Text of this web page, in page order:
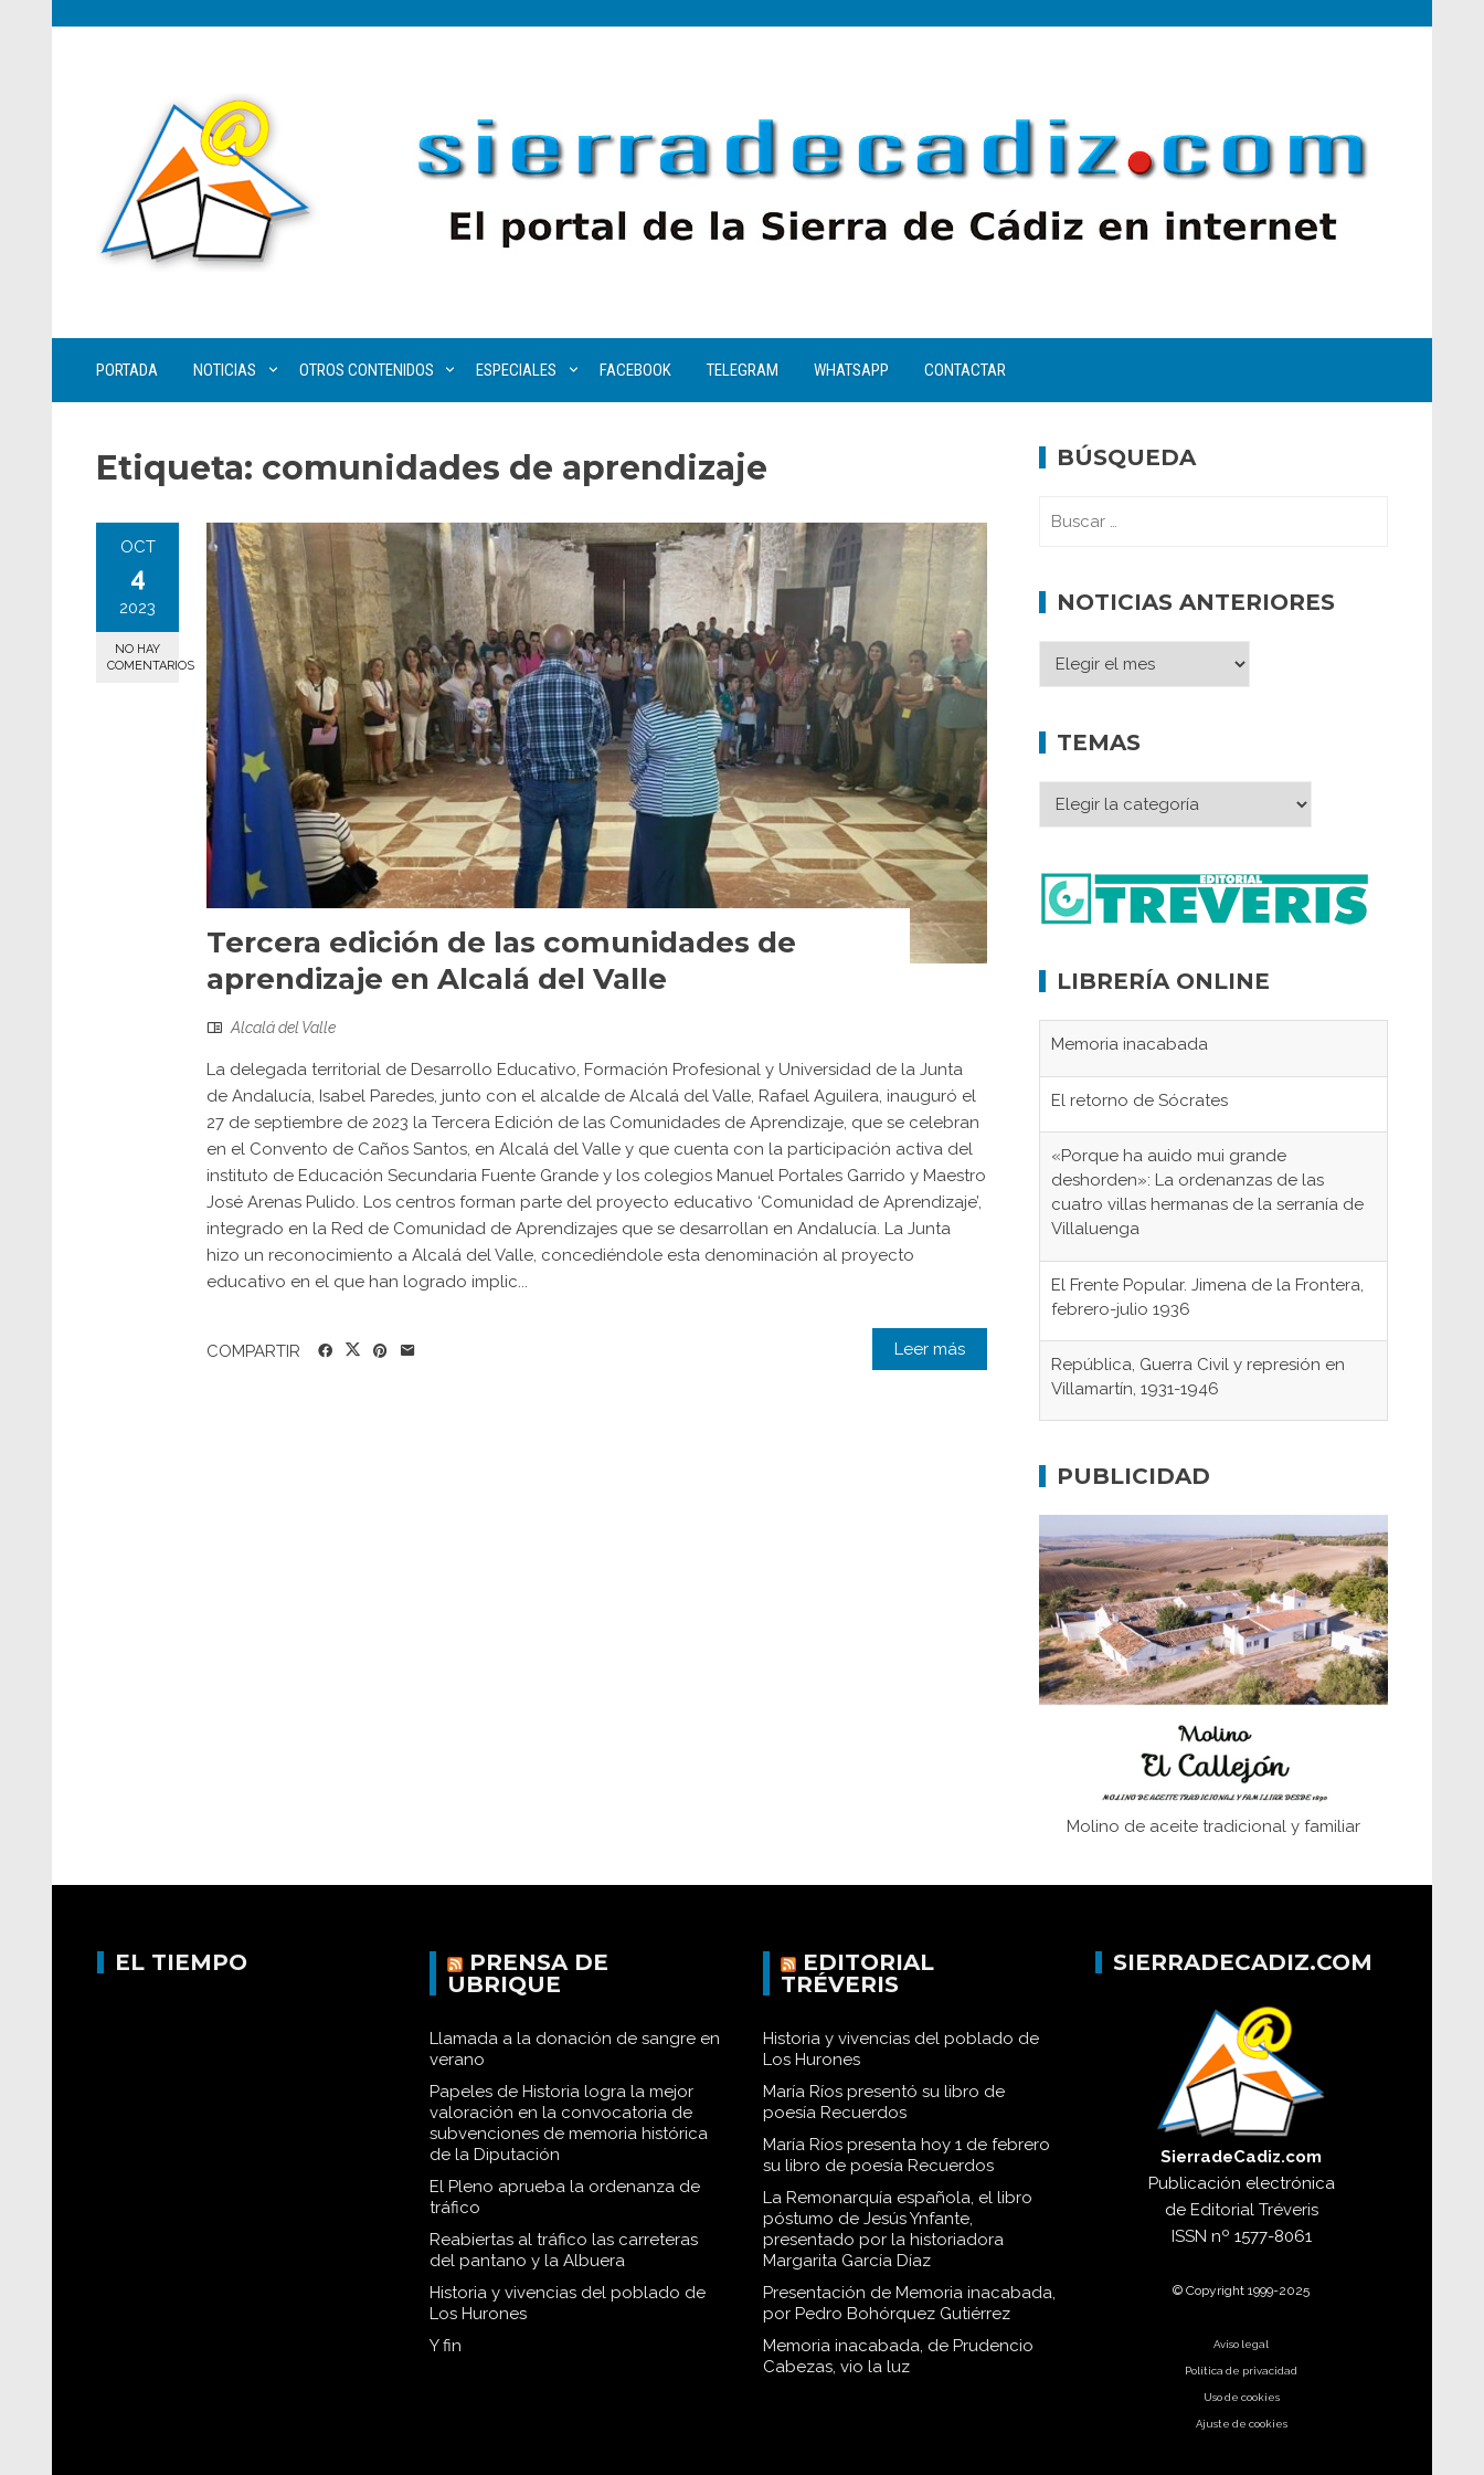
PORTADA NOTICIAS OTROS CONTENIDOS ESPECIALES FACEBOOK TELEGRAM WHATSAPP CONTACTAR
Etiqueta: comunidades de aprendizaje
OCT
4
2023
NO HAY
COMENTARIOS
Tercera edición de las comunidades de
aprendizaje en Alcalá del Valle
Alcalá del Valle
La delegada territorial de Desarrollo Educativo, Formación Profesional y Universidad de la Junta
de Andalucía, Isabel Paredes, junto con el alcalde de Alcalá del Valle, Rafael Aguilera, inauguró el
27 de septiembre de 2023 la Tercera Edición de las Comunidades de Aprendizaje, que se celebran
en el Convento de Caños Santos, en Alcalá del Valle y que cuenta con la participación activa del
instituto de Educación Secundaria Fuente Grande y los colegios Manuel Portales Garrido y Maestro
José Arenas Pulido. Los centros forman parte del proyecto educativo ‘Comunidad de Aprendizaje’,
integrado en la Red de Comunidad de Aprendizajes que se desarrollan en Andalucía. La Junta
hizo un reconocimiento a Alcalá del Valle, concediéndole esta denominación al proyecto
educativo en el que han logrado implic...
Leer más
COMPARTIR
BÚSQUEDA
NOTICIAS ANTERIORES
TEMAS
LIBRERÍA ONLINE
Memoria inacabada
El retorno de Sócrates
«Porque ha auido mui grande
deshorden»: La ordenanzas de las
cuatro villas hermanas de la serranía de
Villaluenga
El Frente Popular. Jimena de la Frontera,
febrero-julio 1936
República, Guerra Civil y represión en
Villamartín, 1931-1946
concentración nazis
fundaciones de Bornos
El Frente Popular. Ubrique, febrero-julio
1936
Juntar las letras. La alfabetización en el
campo: del afán de saber a la
Historia y vivencias del poblado de Los
PUBLICIDAD
Molino de aceite tradicional y familiar
EL TIEMPO
PRENSA DE
UBRIQUE
Llamada a la donación de sangre en
verano
Papeles de Historia logra la mejor
valoración en la convocatoria de
subvenciones de memoria histórica
de la Diputación
El Pleno aprueba la ordenanza de
tráfico
Reabiertas al tráfico las carreteras
del pantano y la Albuera
Historia y vivencias del poblado de
Los Hurones
Y fin
EDITORIAL
TRÉVERIS
Historia y vivencias del poblado de
Los Hurones
María Ríos presentó su libro de
poesía Recuerdos
María Ríos presenta hoy 1 de febrero
su libro de poesía Recuerdos
La Remonarquía española, el libro
póstumo de Jesús Ynfante,
presentado por la historiadora
Margarita García Díaz
Presentación de Memoria inacabada,
por Pedro Bohórquez Gutiérrez
Memoria inacabada, de Prudencio
Cabezas, vio la luz
SIERRADECADIZ.COM
SierradeCadiz.com
Publicación electrónica
de Editorial Tréveris
ISSN nº 1577-8061
© Copyright 1999-2025
Aviso legal
Política de privacidad
Uso de cookies
Ajuste de cookies